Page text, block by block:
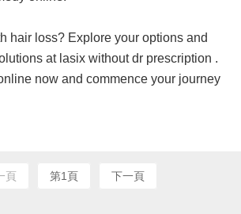
hair loss? Explore your options and
at lasix without dr prescription .
now and commence your journey
頁 第1頁 下一頁